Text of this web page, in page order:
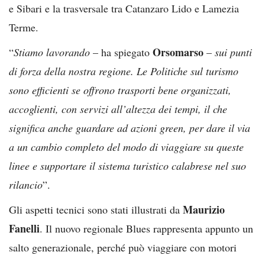
e Sibari e la trasversale tra Catanzaro Lido e Lamezia
Terme.
“Stiamo lavorando – ha spiegato Orsomarso – sui punti
di forza della nostra regione. Le Politiche sul turismo
sono efficienti se offrono trasporti bene organizzati,
accoglienti, con servizi all’altezza dei tempi, il che
significa anche guardare ad azioni green, per dare il via
a un cambio completo del modo di viaggiare su queste
linee e supportare il sistema turistico calabrese nel suo
rilancio”.
Gli aspetti tecnici sono stati illustrati da Maurizio
Fanelli. Il nuovo regionale Blues rappresenta appunto un
salto generazionale, perché può viaggiare con motori